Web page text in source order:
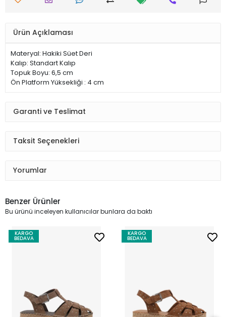
Ürün Açıklaması
Materyal: Hakiki Süet Deri
Kalıp: Standart Kalıp
Topuk Boyu: 6,5 cm
Ön Platform Yüksekliği : 4 cm
Garanti ve Teslimat
Taksit Seçenekleri
Yorumlar
Benzer Ürünler
Bu ürünü inceleyen kullanıcılar bunlara da baktı
KARGO
BEDAVA
KARGO
BEDAVA